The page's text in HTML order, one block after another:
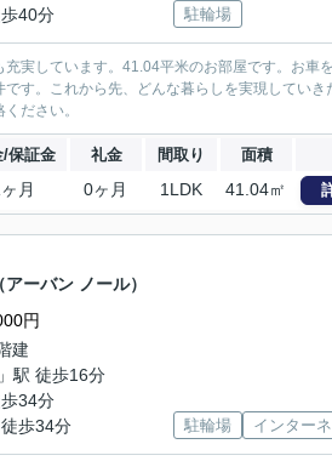
歩40分 駐輪場
実しています。41.04平米のお部屋です。お車
す。これから先、どんな暮らしを実現していき
ださい。
/保証金 礼金 間取り 面積
月 0ヶ月 1LDK 41.04㎡
ーバン ノール）
円
建
」駅 徒歩16分
歩34分
徒歩34分 駐輪場 インター